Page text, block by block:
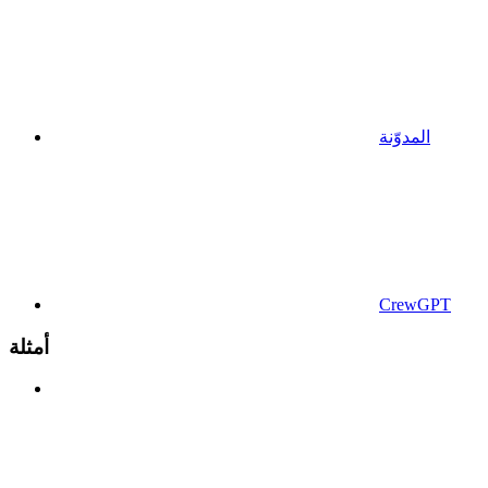
المدوّنة
CrewGPT
أمثلة